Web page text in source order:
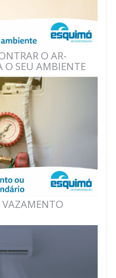
O AR-
O SEU AMBIENTE
VAZAMENTO